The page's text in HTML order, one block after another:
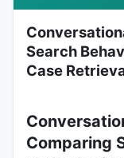
Search
Case
Comparing